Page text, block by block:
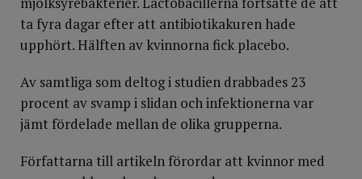
ta fyra dagar efter att antibiotikakuren hade
upphört. Hälften av kvinnorna fick placebo.
Av samtliga som deltog i studien drabbades 23
procent av svamp i slidan och infektionerna var
jämt fördelade mellan de olika grupperna.
Författarna till artikeln förordar att kvinnor med